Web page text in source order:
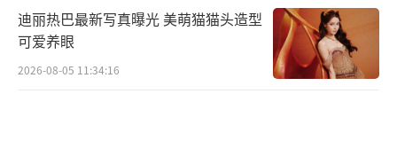
情，却比爱情更长久；没有轰轰烈烈，却在细
水长流中温暖人心。
迪丽热巴最新写真曝光 美萌猫猫头造型
可爱养眼
2026-08-05 11:34:16